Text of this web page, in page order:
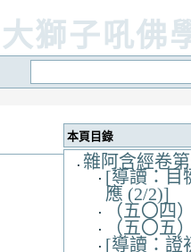
獅子吼佛
本頁目錄
雜阿含經卷
[導讀：目
應 (2/2)]
（五〇四）
（五〇五）
[導讀：證